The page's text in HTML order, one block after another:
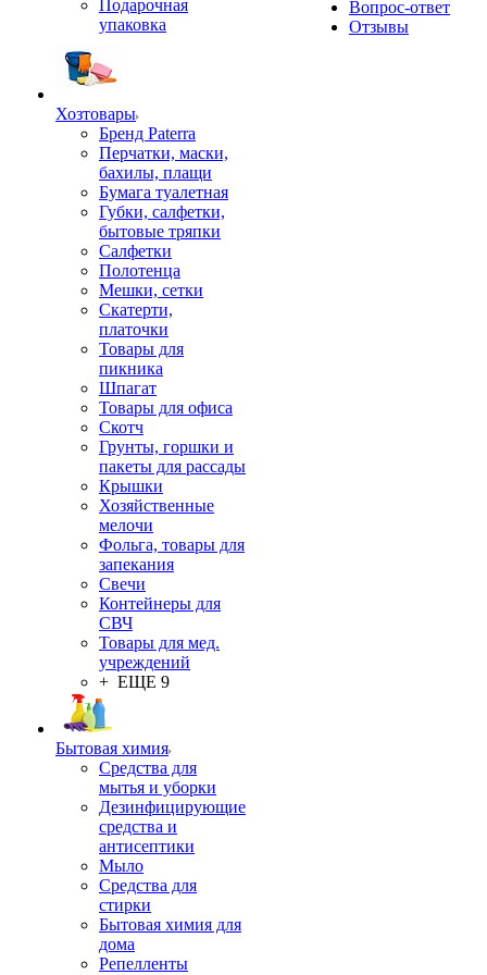
Подарочная
упаковка
Хозтовары
Бренд Paterra
Перчатки, маски,
бахилы, плащи
Бумага туалетная
Губки, салфетки,
бытовые тряпки
Салфетки
Полотенца
Мешки, сетки
Скатерти,
платочки
Товары для
пикника
Шпагат
Товары для офиса
Скотч
Грунты, горшки и
пакеты для рассады
Крышки
Хозяйственные
мелочи
Фольга, товары для
запекания
Свечи
Контейнеры для
СВЧ
Товары для мед.
учреждений
+ ЕЩЕ 9
Бытовая химия
Средства для
мытья и уборки
Дезинфицирующие
средства и
антисептики
Мыло
Средства для
стирки
Бытовая химия для
дома
Репелленты
Вопрос-ответ
Отзывы